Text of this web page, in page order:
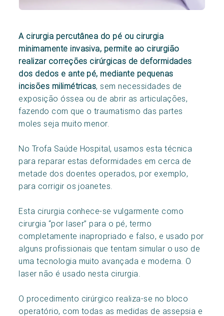
A cirurgia percutânea do pé ou cirurgia
minimamente invasiva, permite ao cirurgião
realizar correções cirúrgicas de deformidades
dos dedos e ante pé, mediante pequenas
incisões milimétricas, sem necessidades de
exposição óssea ou de abrir as articulações,
fazendo com que o traumatismo das partes
moles seja muito menor.
No Trofa Saúde Hospital, usamos esta técnica
para reparar estas deformidades em cerca de
metade dos doentes operados, por exemplo,
para corrigir os joanetes.
Esta cirurgia conhece-se vulgarmente como
cirurgia “por laser” para o pé, termo
completamente inapropriado e falso, e usado por
alguns profissionais que tentam simular o uso de
uma tecnologia muito avançada e moderna. O
laser não é usado nesta cirurgia.
O procedimento cirúrgico realiza-se no bloco
operatório, com todas as medidas de assepsia e